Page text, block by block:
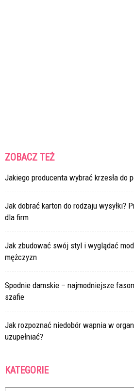
ZOBACZ TEŻ
Jakiego producenta wybrać krzesła do
Jak dobrać karton do rodzaju wysyłki?
dla firm
Jak zbudować swój styl i wyglądać
mężczyzn
Spodnie damskie – najmodniejsze
szafie
Jak rozpoznać niedobór wapnia w
uzupełniać?
KATEGORIE
Kategorie